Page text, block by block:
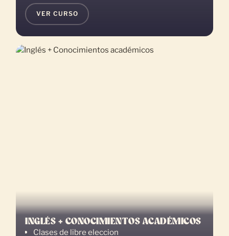
VER CURSO
INGLÉS + CONOCIMIENTOS ACADÉMICOS
Clases de libre eleccion